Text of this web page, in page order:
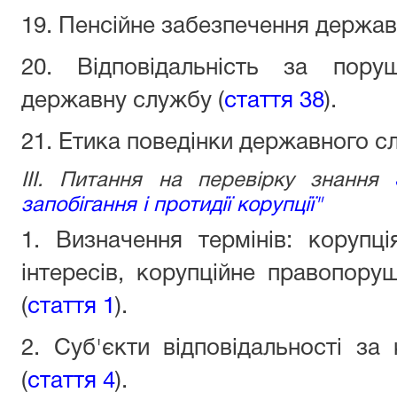
19. Пенсійне забезпечення
20. Відповідальність за
державну службу (стаття 38).
21. Етика поведінки державного
III. Питання на перевірку знання
запобігання і протидії корупції"
1. Визначення термінів:
інтересів, корупційне
(стаття 1 ).
2. Суб'єкти відповідальності за
(стаття 4).